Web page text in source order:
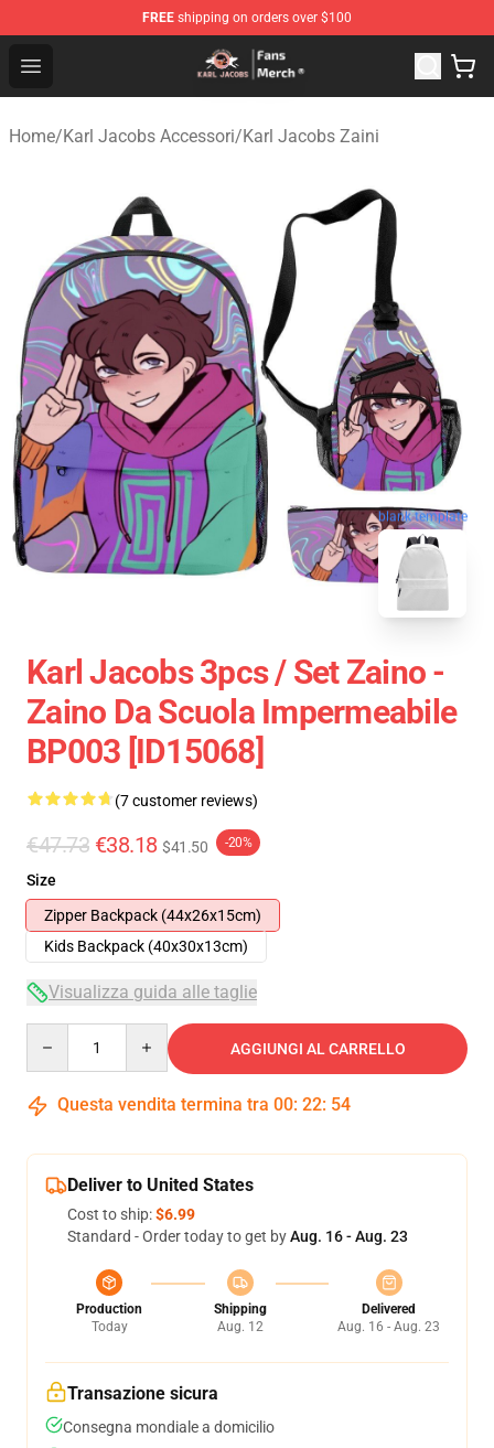
FREE shipping on orders over $100
Open menu
Karl Jacobs Store - Official Karl Jacobs Merchandise
Home/Karl Jacobs Accessori/Karl Jacobs Zaini
blank template
Karl Jacobs 3pcs / Set Zaino -
Zaino Da Scuola Impermeabile
BP003 [ID15068]
(7 customer reviews)
€47.73 €38.18 $41.50 -20%
Size
Zipper Backpack (44x26x15cm)
Kids Backpack (40x30x13cm)
Visualizza guida alle taglie
AGGIUNGI AL CARRELLO
Questa vendita termina tra 00: 22: 53
Deliver to United States
Cost to ship:$6.99
Standard - Order today to get byAug. 16 - Aug. 23
Production
Today
Shipping
Aug. 12
Delivered
Aug. 16 - Aug. 23
Transazione sicura
Consegna mondiale a domicilio